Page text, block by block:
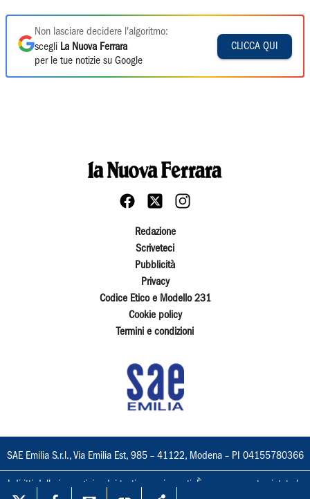
Non lasciare decidere l'algoritmo:
scegli La Nuova Ferrara
per le tue notizie su Google
CLICCA QUI
Redazione
Scriveteci
Pubblicità
Privacy
Codice Etico e Modello 231
Cookie policy
Termini e condizioni
SAE Emilia S.r.l., Via Emilia Est, 985 – 41122, Modena – PI 04155780366
I diritti delle immagini e dei testi sono riservati. È espressamente vietata la